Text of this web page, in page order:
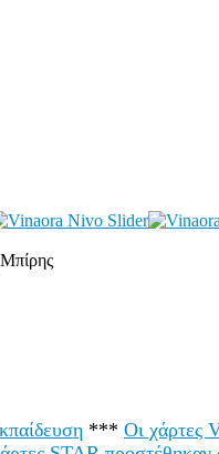
*** Οι χάρτες